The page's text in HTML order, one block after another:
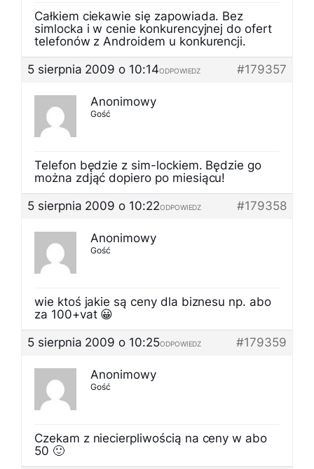
Całkiem ciekawie się zapowiada. Bez
simlocka i w cenie konkurencyjnej do ofert
telefonów z Androidem u konkurencji.
5 sierpnia 2009 o 10:14
#179357
ODPOWIEDZ
Anonimowy
Gość
Telefon będzie z sim-lockiem. Będzie go
można zdjąć dopiero po miesiącu!
5 sierpnia 2009 o 10:22
#179358
ODPOWIEDZ
Anonimowy
Gość
wie ktoś jakie są ceny dla biznesu np. abo
za 100+vat 😀
5 sierpnia 2009 o 10:25
#179359
ODPOWIEDZ
Anonimowy
Gość
Czekam z niecierpliwością na ceny w abo
50 🙂